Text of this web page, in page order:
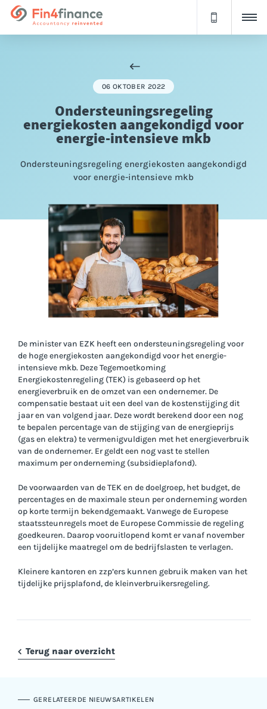
06 OKTOBER 2022
Ondersteuningsregeling
energiekosten aangekondigd voor
energie-intensieve mkb
Ondersteuningsregeling energiekosten aangekondigd
voor energie-intensieve mkb
De minister van EZK heeft een ondersteuningsregeling voor
de hoge energiekosten aangekondigd voor het energie-
intensieve mkb. Deze Tegemoetkoming
Energiekostenregeling (TEK) is gebaseerd op het
energieverbruik en de omzet van een ondernemer. De
compensatie bestaat uit een deel van de kostenstijging dit
jaar en van volgend jaar. Deze wordt berekend door een nog
te bepalen percentage van de stijging van de energieprijs
(gas en elektra) te vermenigvuldigen met het energieverbruik
van de ondernemer. Er geldt een nog vast te stellen
maximum per onderneming (subsidieplafond).
De voorwaarden van de TEK en de doelgroep, het budget, de
percentages en de maximale steun per onderneming worden
op korte termijn bekendgemaakt. Vanwege de Europese
staatssteunregels moet de Europese Commissie de regeling
goedkeuren. Daarop vooruitlopend komt er vanaf november
een tijdelijke maatregel om de bedrijfslasten te verlagen.
Kleinere kantoren en zzp’ers kunnen gebruik maken van het
tijdelijke prijsplafond, de kleinverbruikersregeling.
Terug naar overzicht
GERELATEERDE NIEUWSARTIKELEN